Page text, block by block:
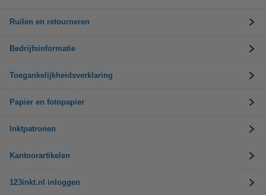
Ruilen en retourneren
Bedrijfsinformatie
Toegankelijkheidsverklaring
Papier en fotopapier
Inktpatronen
Kantoorartikelen
123inkt.nl inloggen